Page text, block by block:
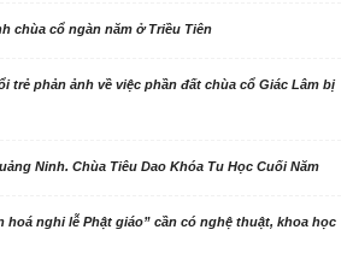
chùa cổ ngàn năm ở Triều Tiên
trẻ phản ảnh về việc phần đất chùa cổ Giác Lâm bị
Ninh. Chùa Tiêu Dao Khóa Tu Học Cuối Năm
hoá nghi lễ Phật giáo” cần có nghệ thuật, khoa học